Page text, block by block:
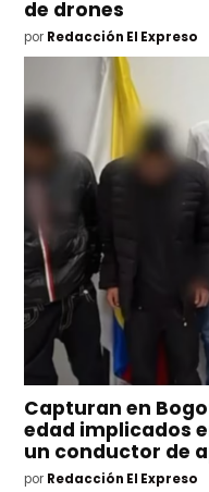
de drones
por Redacción El Expreso
Capturan en
edad implicados
un conductor de
por Redacción El Expreso